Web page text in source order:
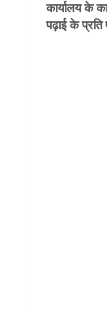
कार्यालय के
पढ़ाई के प्रति